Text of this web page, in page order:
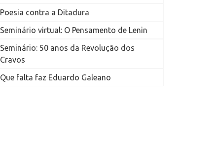
Poesia contra a Ditadura
Seminário virtual: O Pensamento de Lenin
Seminário: 50 anos da Revolução dos
Cravos
Que falta faz Eduardo Galeano